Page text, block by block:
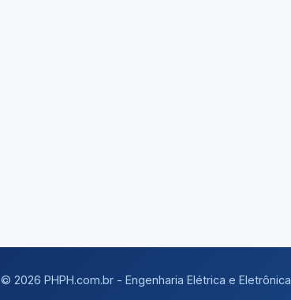
© 2026 PHPH.com.br - Engenharia Elétrica e Eletrônica